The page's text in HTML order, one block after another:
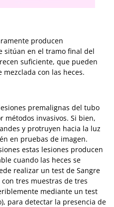
producen
sitúan en el tramo final del
suficiente, que pueden
con las heces.
premalignas del tubo
métodos invasivos. Si bien,
y protruyen hacia la luz
en pruebas de imagen.
estas lesiones producen
cuando las heces se
realizar un test de Sangre
tres muestras de tres
mediante un test
para detectar la presencia de